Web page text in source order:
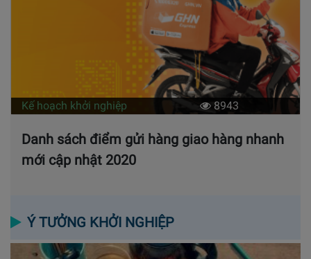
Kế hoạch khởi nghiệp 8943
Danh sách điểm gửi hàng giao hàng nhanh
mới cập nhật 2020
Ý TƯỞNG KHỞI NGHIỆP